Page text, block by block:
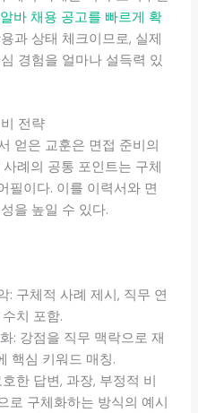
바 채용 공고를 빠르게 확
과 상태 체크이므로, 실제
경험을 얼마나 설득력 있
전략
얻은 교훈은 면접 준비의
례의 공통 포인트는 구체
필이다. 이를 이력서와 면
을 높일 수 있다.
: 구체적 사례 제시, 직무 연
치 포함.
: 강점을 직무 맥락으로 재
핵심 키워드 매칭.
한 답변, 과장, 부정적 비
로 구체화하는 방식의 예시